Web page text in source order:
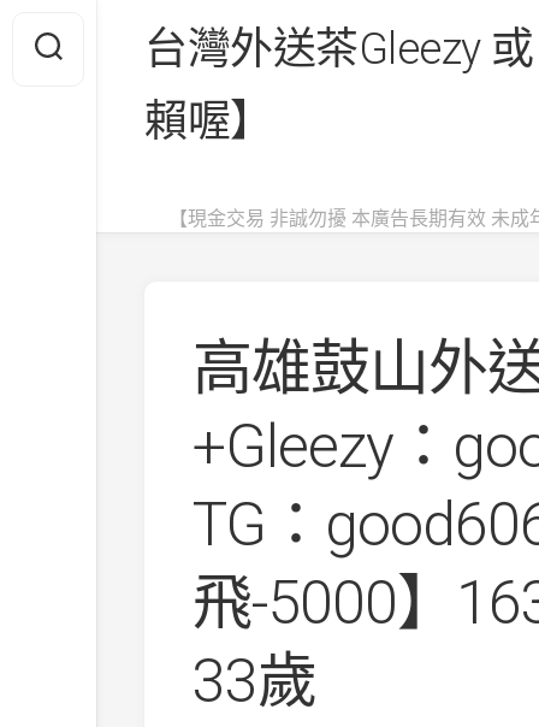
content
台灣外送茶Gleezy
賴喔】
【現金交易 非誠勿擾 本廣告長期有效 未成
高雄鼓山外
+Gleezy：
TG：
飛-5000】
33歲